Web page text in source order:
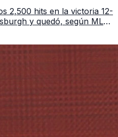
2,500 hits en la victoria 12-
y quedó, según MLB,